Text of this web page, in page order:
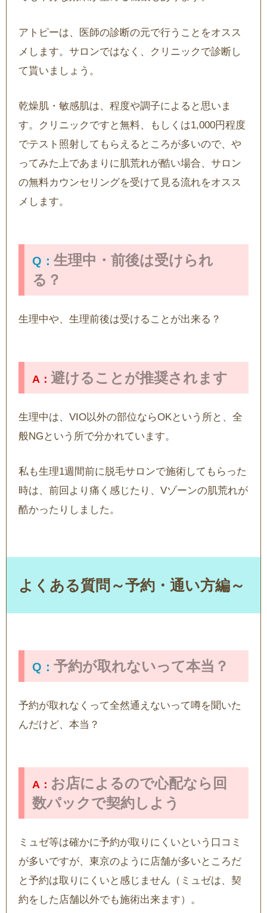
アトピーは、医師の診断の元で行うことをオスス
メします。サロンではなく、クリニックで診断し
て貰いましょう。
乾燥肌・敏感肌は、程度や調子によると思いま
す。クリニックですと無料、もしくは1,000円程度
でテスト照射してもらえるところが多いので、や
ってみた上であまりに肌荒れが酷い場合、サロン
の無料カウンセリングを受けて見る流れをオスス
メします。
生理中・前後は受けられ
る？
生理中や、生理前後は受けることが出来る？
避けることが推奨されます
生理中は、VIO以外の部位ならOKという所と、全
般NGという所で分かれています。
私も生理1週間前に脱毛サロンで施術してもらった
時は、前回より痛く感じたり、Vゾーンの肌荒れが
酷かったりしました。
よくある質問～予約・通い方編～
予約が取れないって本当？
予約が取れなくって全然通えないって噂を聞いた
んだけど、本当？
お店によるので心配なら回
数パックで契約しよう
ミュゼ等は確かに予約が取りにくいという口コミ
が多いですが、東京のように店舗が多いところだ
と予約は取りにくいと感じません（ミュゼは、契
約をした店舗以外でも施術出来ます）。